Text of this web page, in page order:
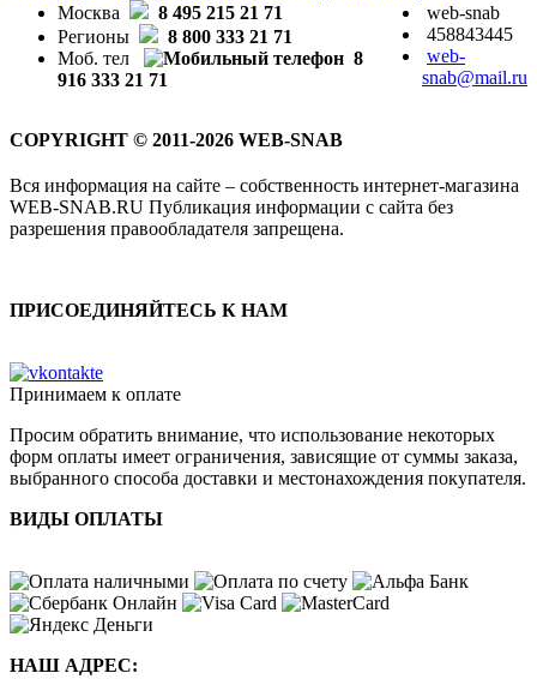
Москва
8 495 215 21 71
Регионы
8 800 333 21 71
Моб. тел
8
916 333 21 71
web-snab
458843445
web-
snab@mail.ru
COPYRIGHT © 2011-2026 WEB-SNAB
Вся информация на сайте – собственность интернет-магазина
WEB-SNAB.RU Публикация информации с сайта без
разрешения правообладателя запрещена.
ПРИСОЕДИНЯЙТЕСЬ К НАМ
Принимаем к оплате
Просим обратить внимание, что использование некоторых
форм оплаты имеет ограничения, зависящие от суммы заказа,
выбранного способа доставки и местонахождения покупателя.
ВИДЫ ОПЛАТЫ
НАШ АДРЕС: